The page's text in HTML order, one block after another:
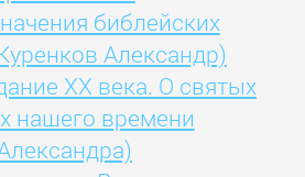
библейских
Александр)
XX века. О святых
нашего времени